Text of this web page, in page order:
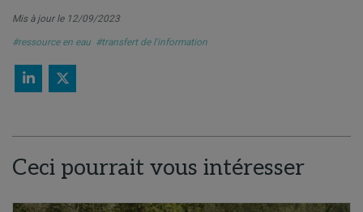
Mis à jour le 12/09/2023
#ressource en eau #transfert de l'information
Ceci pourrait vous intéresser